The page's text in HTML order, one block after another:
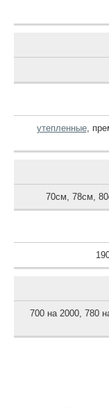
утепленные,
70см, 78см,
700 на 2000, 780